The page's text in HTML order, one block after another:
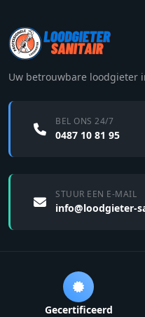
Uw betrouwbare loodgieter
BEL ONS 24/7
0487 10 81 95
STUUR EEN E-MAIL
info@loodgieter-
Gecertificeerd